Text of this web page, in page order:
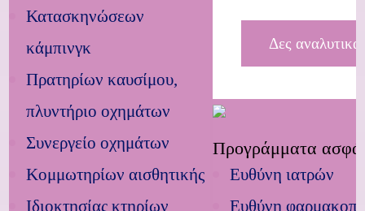
Κατασκηνώσεων
κάμπινγκ
Πρατηρίων καυσίμου,
πλυντήριο οχημάτων
Συνεργείο οχημάτων
Κομμωτηρίων αισθητικής
Ιδιοκτησίας κτηρίων
Δες αναλυτικά
Προγράμματα
Ευθύνη ιατρών
Ευθύνη